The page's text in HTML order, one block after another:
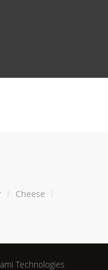
Cheese
Technologies